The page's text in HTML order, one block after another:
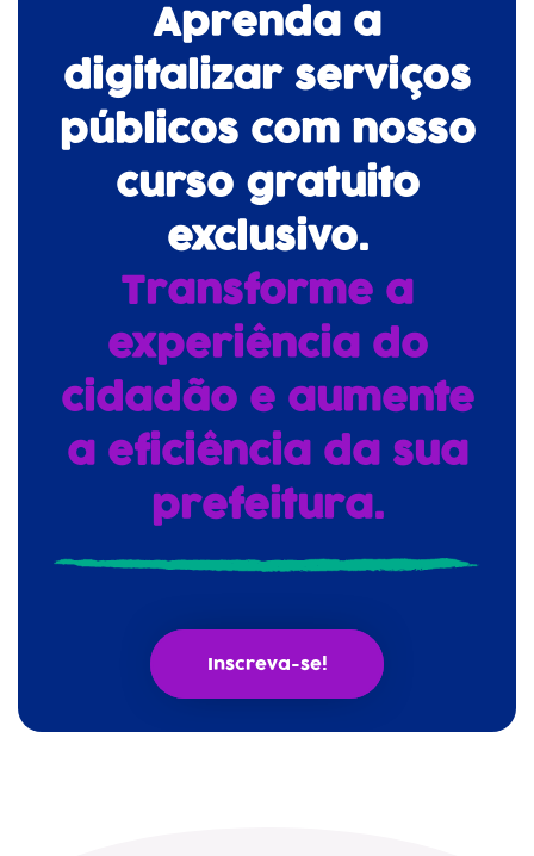
Aprenda a
digitalizar serviços
públicos com nosso
curso gratuito
exclusivo.
Transforme a
experiência do
cidadão e aumente
a eficiência da sua
prefeitura.
Inscreva-se!